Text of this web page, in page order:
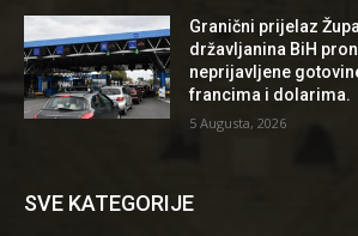
Granični prijelaz
državljanina BiH
neprijavljene
francima i dolarima.
5 Augusta, 2026
SVE KATEGORIJE